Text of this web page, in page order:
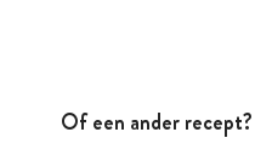
Of een ander recept?